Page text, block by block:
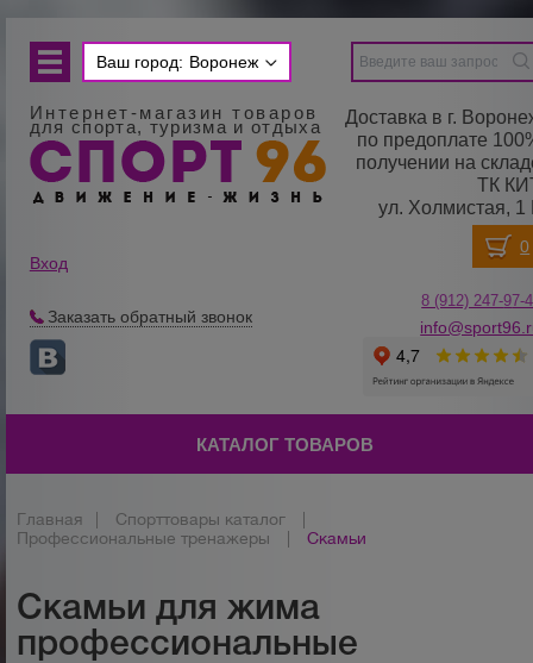
Ваш город: Воронеж
Интернет-магазин товаров
для спорта, туризма и отдыха
Доставка в г.
по предоплате
получении на
ТК
ул. Холмистая, 1
Вход
Заказать обратный звонок
8 (912) 247-97-
КАТАЛОГ ТОВАРОВ
Главная Спорттовары каталог
Профессиональные тренажеры
Скамьи
Скамьи для жима
профессиональные